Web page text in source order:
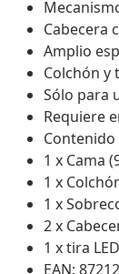
Cabecera
Amplio
Colchón y
Sólo para
Requiere
1 x Cama
1 x
1 x
2 x
1 x tira LED
EAN: